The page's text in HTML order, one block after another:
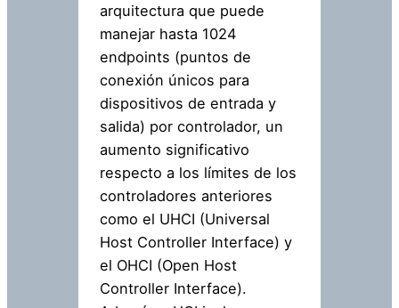
arquitectura que puede
manejar hasta 1024
endpoints (puntos de
conexión únicos para
dispositivos de entrada y
salida) por controlador, un
aumento significativo
respecto a los límites de los
controladores anteriores
como el UHCI (Universal
Host Controller Interface) y
el OHCI (Open Host
Controller Interface).